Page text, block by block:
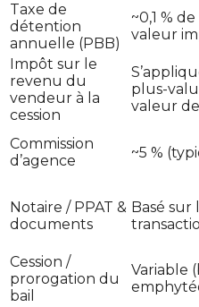
Taxe de
détention
annuelle (PBB)
~0,1 % de
valeur
Impôt sur le
revenu du
vendeur à la
cession
plus-
valeur
Commission
d’agence
~5 %
Notaire / PPAT &
documents
Basé sur
Cession /
prorogation du
bail
Variable